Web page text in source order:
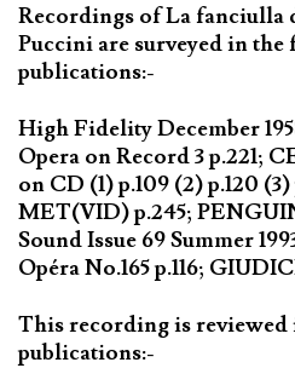
Recordings of La fanciulla
Puccini are surveyed in
publications:-
High Fidelity December
Opera on Record 3 p.221;
on CD (1) p.109 (2) p.120
MET(VID) p.245;
Sound Issue 69 Summer
Opéra No.165 p.116;
This recording is
publications:-